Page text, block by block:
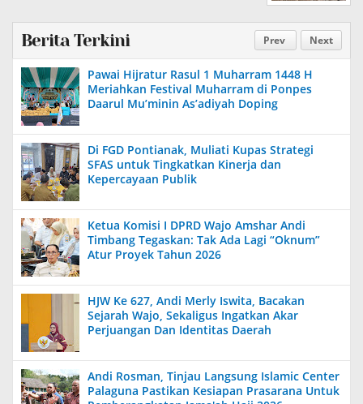
Prev Next
Berita Terkini
Pawai Hijratur Rasul 1 Muharram 1448 H
Meriahkan Festival Muharram di Ponpes
Daarul Mu’minin As’adiyah Doping
Di FGD Pontianak, Muliati Kupas Strategi
SFAS untuk Tingkatkan Kinerja dan
Kepercayaan Publik
Ketua Komisi I DPRD Wajo Amshar Andi
Timbang Tegaskan: Tak Ada Lagi “Oknum”
Atur Proyek Tahun 2026
HJW Ke 627, Andi Merly Iswita, Bacakan
Sejarah Wajo, Sekaligus Ingatkan Akar
Perjuangan Dan Identitas Daerah
Andi Rosman, Tinjau Langsung Islamic Center
Palaguna Pastikan Kesiapan Prasarana Untuk